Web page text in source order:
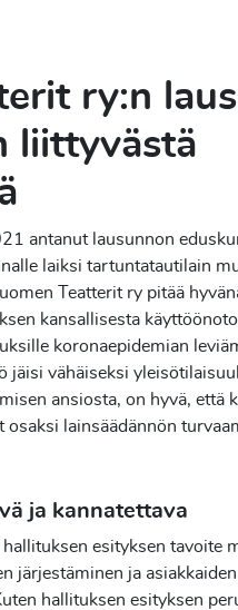
ry:n
liittyvästä
antanut lausunnon
laiksi tartuntatautilain
Teatterit ry pitää
kansallisesta
koronaepidemian
jäisi vähäiseksi
ansiosta, on hyvä, että
lainsäädännön
ja kannatettava
esityksen tavoite
järjestäminen ja
hallituksen esityksen